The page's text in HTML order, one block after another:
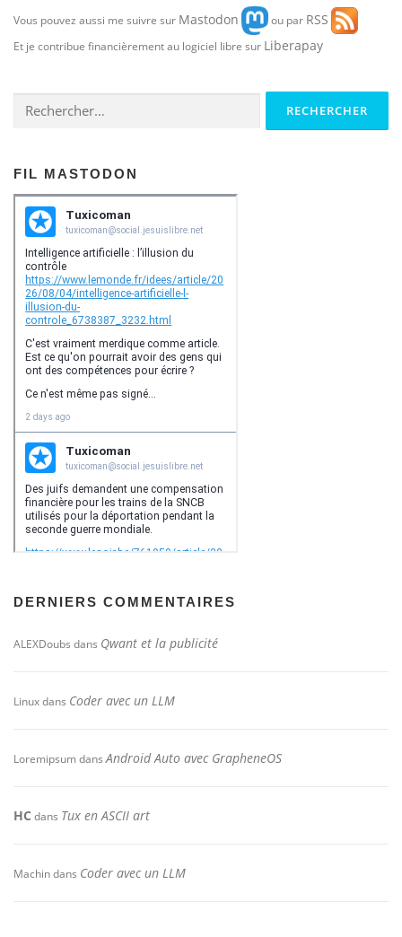
Vous pouvez aussi me suivre sur Mastodon ou par RSS
Et je contribue financièrement au logiciel libre sur Liberapay
FIL MASTODON
DERNIERS COMMENTAIRES
ALEXDoubs dans Qwant et la publicité
Linuxdans Coder avec un LLM
LoremipsumdansAndroid Auto avec GrapheneOS
HC dans Tux en ASCII art
Machindans Coder avec un LLM